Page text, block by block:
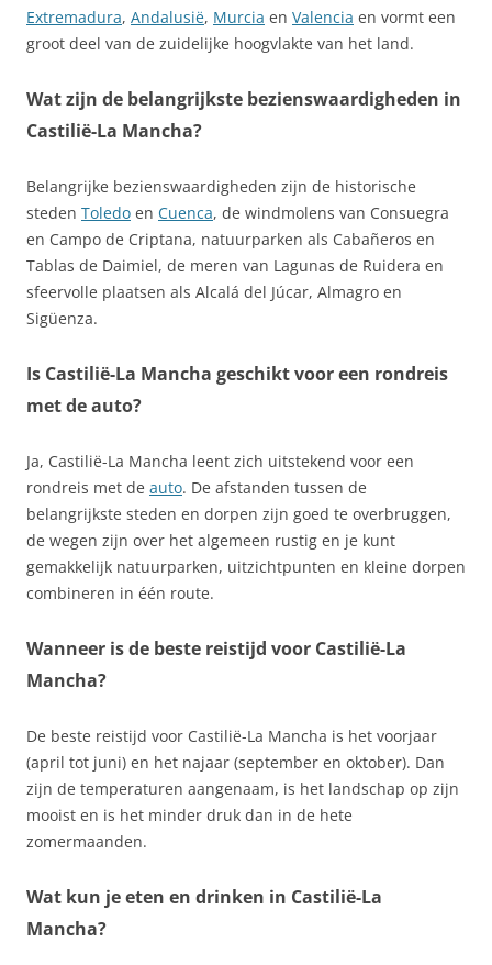
Extremadura, Andalusië, Murcia en Valencia en vormt een
groot deel van de zuidelijke hoogvlakte van het land.
Wat zijn de belangrijkste bezienswaardigheden in
Castilië-La Mancha?
Belangrijke bezienswaardigheden zijn de historische
steden Toledo en Cuenca, de windmolens van Consuegra
en Campo de Criptana, natuurparken als Cabañeros en
Tablas de Daimiel, de meren van Lagunas de Ruidera en
sfeervolle plaatsen als Alcalá del Júcar, Almagro en
Sigüenza.
Is Castilië-La Mancha geschikt voor een rondreis
met de auto?
Ja, Castilië-La Mancha leent zich uitstekend voor een
rondreis met de auto. De afstanden tussen de
belangrijkste steden en dorpen zijn goed te overbruggen,
de wegen zijn over het algemeen rustig en je kunt
gemakkelijk natuurparken, uitzichtpunten en kleine dorpen
combineren in één route.
Wanneer is de beste reistijd voor Castilië-La
Mancha?
De beste reistijd voor Castilië-La Mancha is het voorjaar
(april tot juni) en het najaar (september en oktober). Dan
zijn de temperaturen aangenaam, is het landschap op zijn
mooist en is het minder druk dan in de hete
zomermaanden.
Wat kun je eten en drinken in Castilië-La
Mancha?